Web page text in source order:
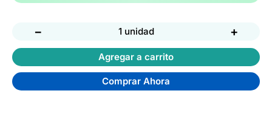
− 1 unidad +
Agregar a carrito
Comprar Ahora